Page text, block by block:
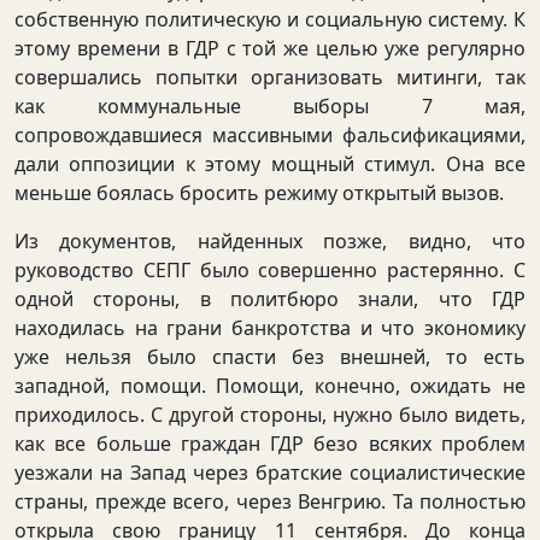
собственную политическую и социальную систему. К
этому времени в ГДР с той же целью уже регулярно
совершались попытки организовать митинги, так
как коммунальные выборы 7 мая,
сопровождавшиеся массивными фальсификациями,
дали оппозиции к этому мощный стимул. Она все
меньше боялась бросить режиму открытый вызов.
Из документов, найденных позже, видно, что
руководство СЕПГ было совершенно растерянно. С
одной стороны, в политбюро знали, что ГДР
находилась на грани банкротства и что экономику
уже нельзя было спасти без внешней, то есть
западной, помощи. Помощи, конечно, ожидать не
приходилось. С другой стороны, нужно было видеть,
как все больше граждан ГДР безо всяких проблем
уезжали на Запад через братские социалистические
страны, прежде всего, через Венгрию. Та полностью
открыла свою границу 11 сентября. До конца